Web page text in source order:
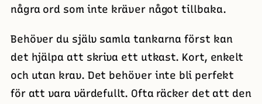
några ord som inte kräver något tillbaka.
Behöver du själv samla tankarna först kan
det hjälpa att skriva ett utkast. Kort, enkelt
och utan krav. Det behöver inte bli perfekt
för att vara värdefullt. Ofta räcker det att den